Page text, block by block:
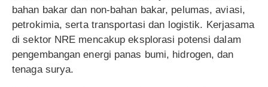
bahan bakar dan non-bahan bakar, pelumas, aviasi,
petrokimia, serta transportasi dan logistik. Kerjasama
di sektor NRE mencakup eksplorasi potensi dalam
pengembangan energi panas bumi, hidrogen, dan
tenaga surya.